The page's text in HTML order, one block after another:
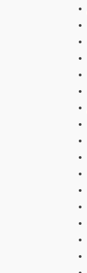
•
•
•
•
•
•
•
•
•
•
•
•
•
•
•
•